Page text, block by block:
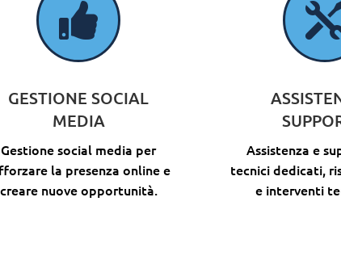

GESTIONE SOCIAL
MEDIA
Gestione social media per
la presenza online e
creare nuove opportunità.
Assistenza e
tecnici dedicati,
e interventi